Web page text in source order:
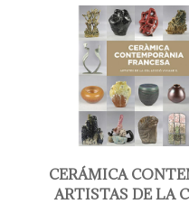
CERÁMICA
ARTISTAS DE LA